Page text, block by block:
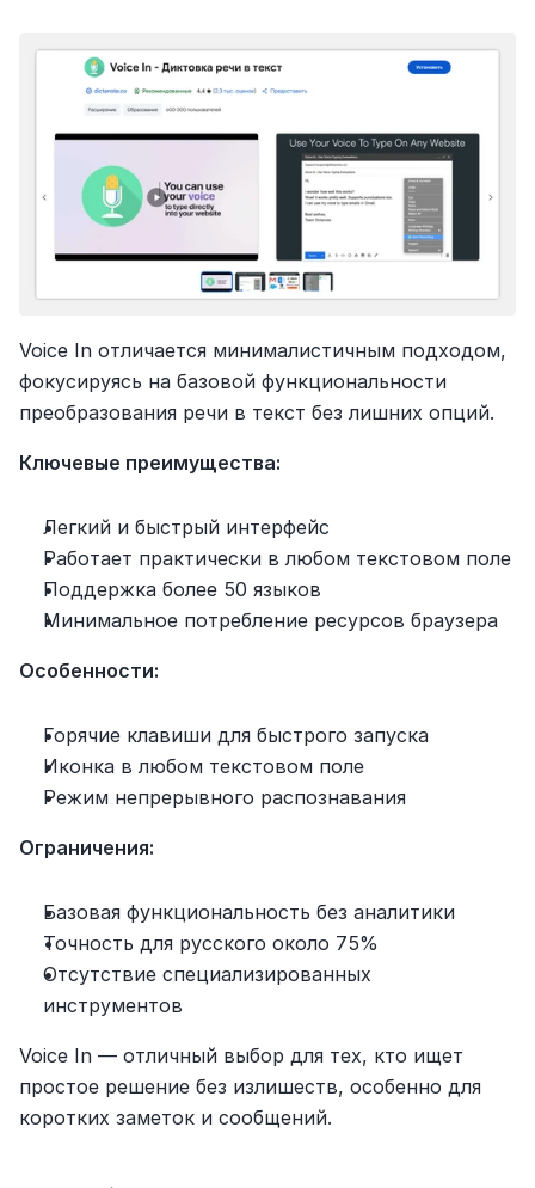
Voice In отличается минималистичным подходом,
фокусируясь на базовой функциональности
преобразования речи в текст без лишних опций.
Ключевые преимущества:
Легкий и быстрый интерфейс
Работает практически в любом текстовом поле
Поддержка более 50 языков
Минимальное потребление ресурсов браузера
Особенности:
Горячие клавиши для быстрого запуска
Иконка в любом текстовом поле
Режим непрерывного распознавания
Ограничения:
Базовая функциональность без аналитики
Точность для русского около 75%
Отсутствие специализированных
инструментов
Voice In — отличный выбор для тех, кто ищет
простое решение без излишеств, особенно для
коротких заметок и сообщений.